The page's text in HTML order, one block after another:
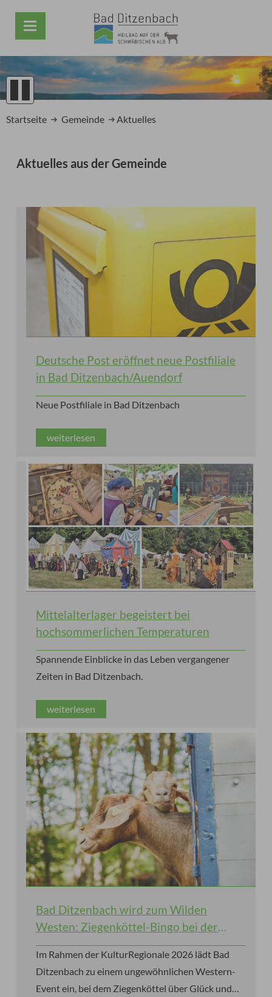
PrevNext
Startseite Gemeinde Aktuelles
Aktuelles aus der Gemeinde
Deutsche Post eröffnet neue Postfiliale
in Bad Ditzenbach/Auendorf
Neue Postfiliale in Bad Ditzenbach
weiterlesen
Mittelalterlager begeistert bei
hochsommerlichen Temperaturen
Spannende Einblicke in das Leben vergangener
Zeiten in Bad Ditzenbach.
weiterlesen
Bad Ditzenbach wird zum Wilden
Westen: Ziegenköttel-Bingo bei der
KulturRegionale 2026
Im Rahmen der KulturRegionale 2026 lädt Bad
Ditzenbach zu einem ungewöhnlichen Western-
Event ein, bei dem Ziegenköttel über Glück und